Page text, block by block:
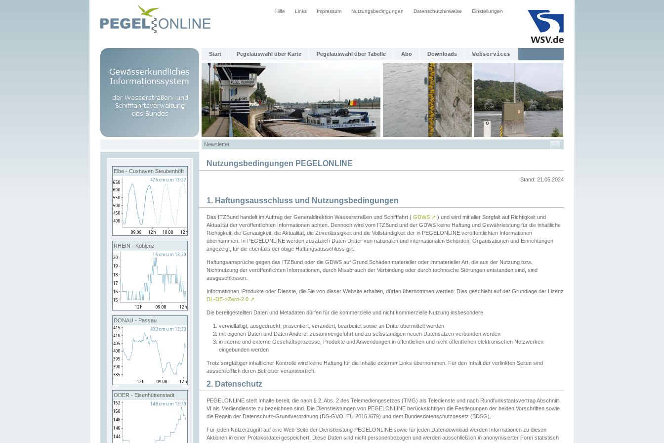
Hilfe Links Impressum Nutzungsbedingungen Datenschutzhinweise Einstellungen
Start Pegelauswahl über Karte Pegelauswahl über Tabelle Abo Downloads Webservices
Newsletter
Elbe - Cuxhaven Steubenhöft
RHEIN - Koblenz
DONAU - Passau
ODER - Eisenhüttenstadt
Nutzungsbedingungen PEGELONLINE
Stand: 21.05.2024
1. Haftungsausschluss und Nutzungsbedingungen
Das ITZBund handelt im Auftrag der Generaldirektion Wasserstraßen und Schifffahrt ( GDWS ↗ ) und wird mit aller Sorgfalt auf Richtigkeit und
Aktualität der veröffentlichten Informationen achten. Dennoch wird vom ITZBund und der GDWS keine Haftung und Gewährleistung für die inhaltliche
Richtigkeit, die Genauigkeit, die Aktualität, die Zuverlässigkeit und die Vollständigkeit der in PEGELONLINE veröffentlichten Informationen
übernommen. In PEGELONLINE werden zusätzlich Daten Dritter von nationalen und internationalen Behörden, Organisationen und Einrichtungen
angezeigt, für die ebenfalls der obige Haftungsausschluss gilt.
Haftungsansprüche gegen das ITZBund oder die GDWS auf Grund Schäden materieller oder immaterieller Art, die aus der Nutzung bzw.
Nichtnutzung der veröffentlichten Informationen, durch Missbrauch der Verbindung oder durch technische Störungen entstanden sind, sind
ausgeschlossen.
Informationen, Produkte oder Dienste, die Sie von dieser Website erhalten, dürfen übernommen werden. Dies geschieht auf der Grundlage der Lizenz
DL-DE->Zero-2.0 ↗
Die bereitgestellten Daten und Metadaten dürfen für die kommerzielle und nicht kommerzielle Nutzung insbesondere
vervielfältigt, ausgedruckt, präsentiert, verändert, bearbeitet sowie an Dritte übermittelt werden
mit eigenen Daten und Daten Anderer zusammengeführt und zu selbständigen neuen Datensätzen verbunden werden
in interne und externe Geschäftsprozesse, Produkte und Anwendungen in öffentlichen und nicht öffentlichen elektronischen Netzwerken
eingebunden werden
Trotz sorgfältiger inhaltlicher Kontrolle wird keine Haftung für die Inhalte externer Links übernommen. Für den Inhalt der verlinkten Seiten sind
ausschließlich deren Betreiber verantwortlich.
2. Datenschutz
PEGELONLINE stellt Inhalte bereit, die nach § 2, Abs. 2 des Telemediengesetzes (TMG) als Teledienste und nach Rundfunkstaatsvertrag Abschnitt
VI als Mediendienste zu bezeichnen sind. Die Dienstleistungen von PEGELONLINE berücksichtigen die Festlegungen der beiden Vorschriften sowie
die Regeln der Datenschutz-Grundverordnung (DS-GVO, EU 2016 /679) und dem Bundesdatenschutzgesetz (BDSG).
Für jeden Nutzerzugriff auf eine Web-Seite der Dienstleistung PEGELONLINE sowie für jeden Datendownload werden Informationen zu diesen
Aktionen in einer Protokolldatei gespeichert. Diese Daten sind nicht personenbezogen und werden ausschließlich in anonymisierter Form statistisch